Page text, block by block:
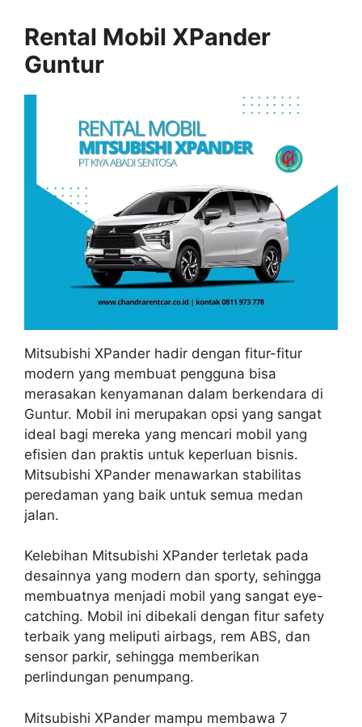
Rental Mobil XPander
Guntur
Mitsubishi XPander hadir dengan fitur-fitur
modern yang membuat pengguna bisa
merasakan kenyamanan dalam berkendara di
Guntur. Mobil ini merupakan opsi yang sangat
ideal bagi mereka yang mencari mobil yang
efisien dan praktis untuk keperluan bisnis.
Mitsubishi XPander menawarkan stabilitas
peredaman yang baik untuk semua medan
jalan.
Kelebihan Mitsubishi XPander terletak pada
desainnya yang modern dan sporty, sehingga
membuatnya menjadi mobil yang sangat eye-
catching. Mobil ini dibekali dengan fitur safety
terbaik yang meliputi airbags, rem ABS, dan
sensor parkir, sehingga memberikan
perlindungan penumpang.
Mitsubishi XPander mampu membawa 7